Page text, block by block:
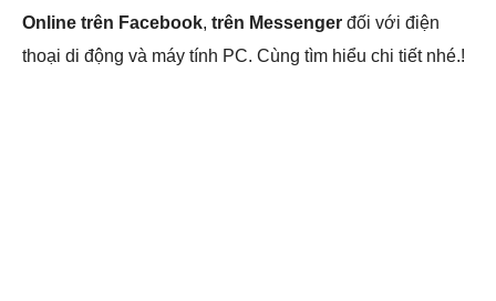
Online trên Facebook, trên Messenger đối với điện
thoại di động và máy tính PC. Cùng tìm hiểu chi tiết nhé.!